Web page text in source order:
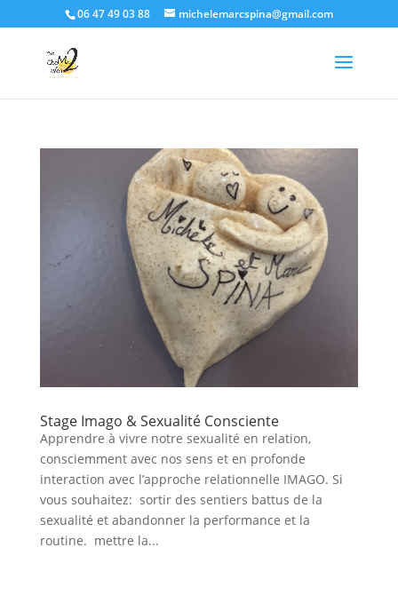
06 47 49 03 88 michelemarcspina@gmail.com
Stage Imago & Sexualité Consciente
Apprendre à vivre notre sexualité en relation,
consciemment avec nos sens et en profonde
interaction avec l’approche relationnelle IMAGO. Si
vous souhaitez: sortir des sentiers battus de la
sexualité et abandonner la performance et la
routine. mettre la...